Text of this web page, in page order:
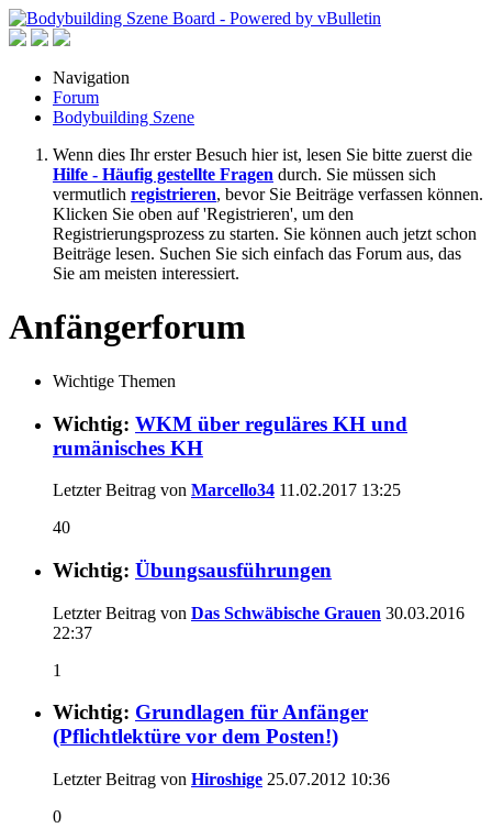
Navigation
Forum
Bodybuilding Szene
Wenn dies Ihr erster Besuch hier ist, lesen Sie bitte zuerst die
Hilfe - Häufig gestellte Fragen durch. Sie müssen sich
vermutlich registrieren, bevor Sie Beiträge verfassen können.
Klicken Sie oben auf 'Registrieren', um den
Registrierungsprozess zu starten. Sie können auch jetzt schon
Beiträge lesen. Suchen Sie sich einfach das Forum aus, das
Sie am meisten interessiert.
Anfängerforum
Wichtige Themen
Wichtig: WKM über reguläres KH und
rumänisches KH
Letzter Beitrag von Marcello34 11.02.2017 13:25
40
Wichtig: Übungsausführungen
Letzter Beitrag von Das Schwäbische Grauen 30.03.2016
22:37
1
Wichtig: Grundlagen für Anfänger
(Pflichtlektüre vor dem Posten!)
Letzter Beitrag von Hiroshige 25.07.2012 10:36
0